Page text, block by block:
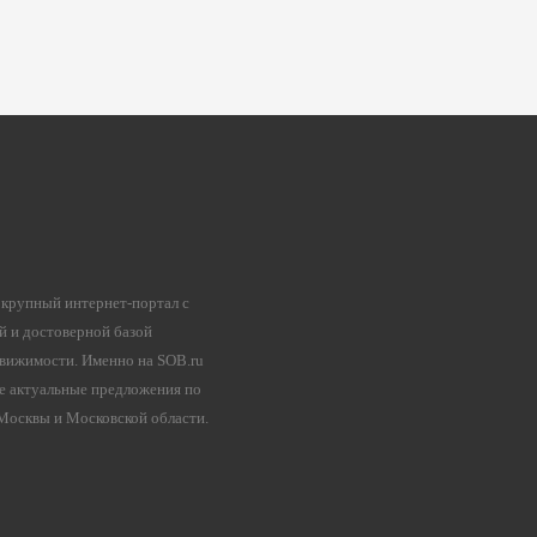
интернет-портал с
и достоверной базой
Именно на SOB.ru
актуальные предложения по
и Московской области.